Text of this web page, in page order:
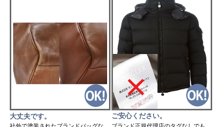
大丈夫です。 ご安心ください。